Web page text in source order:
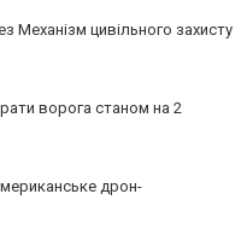
Механізм цивільного захисту
ворога станом на 2
дрон-